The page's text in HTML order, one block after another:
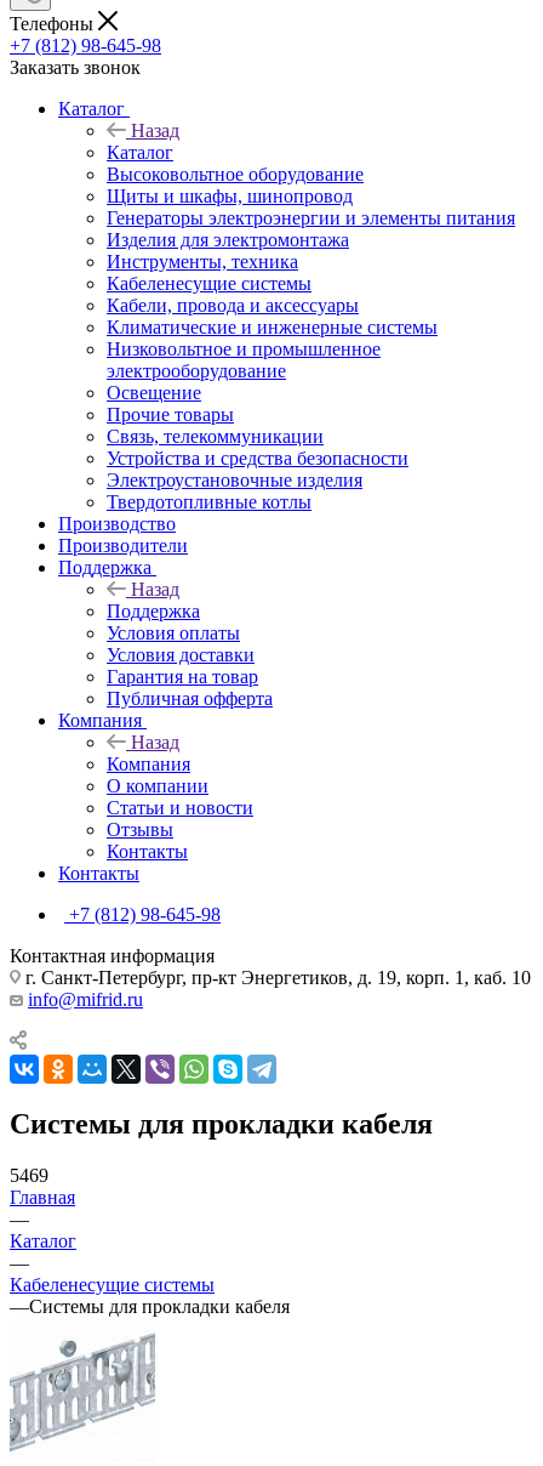
Телефоны
+7 (812) 98-645-98
Заказать звонок
Каталог
Назад
Каталог
Высоковольтное оборудование
Щиты и шкафы, шинопровод
Генераторы электроэнергии и элементы питания
Изделия для электромонтажа
Инструменты, техника
Кабеленесущие системы
Кабели, провода и аксессуары
Климатические и инженерные системы
Низковольтное и промышленное
электрооборудование
Освещение
Прочие товары
Связь, телекоммуникации
Устройства и средства безопасности
Электроустановочные изделия
Твердотопливные котлы
Производство
Производители
Поддержка
Назад
Поддержка
Условия оплаты
Условия доставки
Гарантия на товар
Публичная офферта
Компания
Назад
Компания
О компании
Статьи и новости
Отзывы
Контакты
Контакты
+7 (812) 98-645-98
Контактная информация
г. Санкт-Петербург, пр-кт Энергетиков, д. 19, корп. 1, каб. 10
info@mifrid.ru
Системы для прокладки кабеля
5469
Главная
—
Каталог
—
Кабеленесущие системы
—Системы для прокладки кабеля